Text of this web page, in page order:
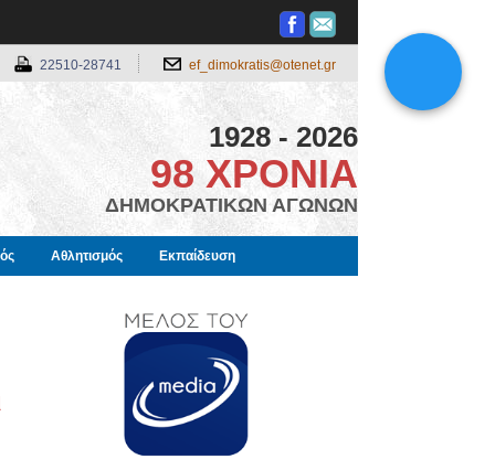
22510-28741 ef_dimokratis@otenet.gr
1928 - 2026
98 ΧΡΟΝΙΑ
ΔΗΜΟΚΡΑΤΙΚΩΝ ΑΓΩΝΩΝ
Αθλητισμός Εκπαίδευση